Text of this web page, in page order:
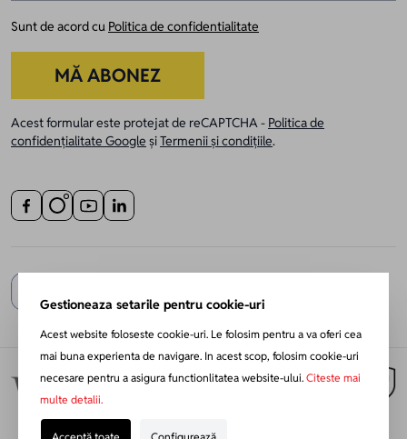
Sunt de acord cu Politica de confidentialitate
MĂ ABONEZ
Acest formular este protejat de reCAPTCHA - Politica de
confidențialitate Google șiTermenii și condițiile.
Gestioneaza setarile pentru cookie-uri
Acest website foloseste cookie-uri. Le folosim pentru a va oferi cea
mai buna experienta de navigare. In acest scop, folosim cookie-uri
necesare pentru a asigura functionlitatea website-ului. Citeste mai
multe detalii.